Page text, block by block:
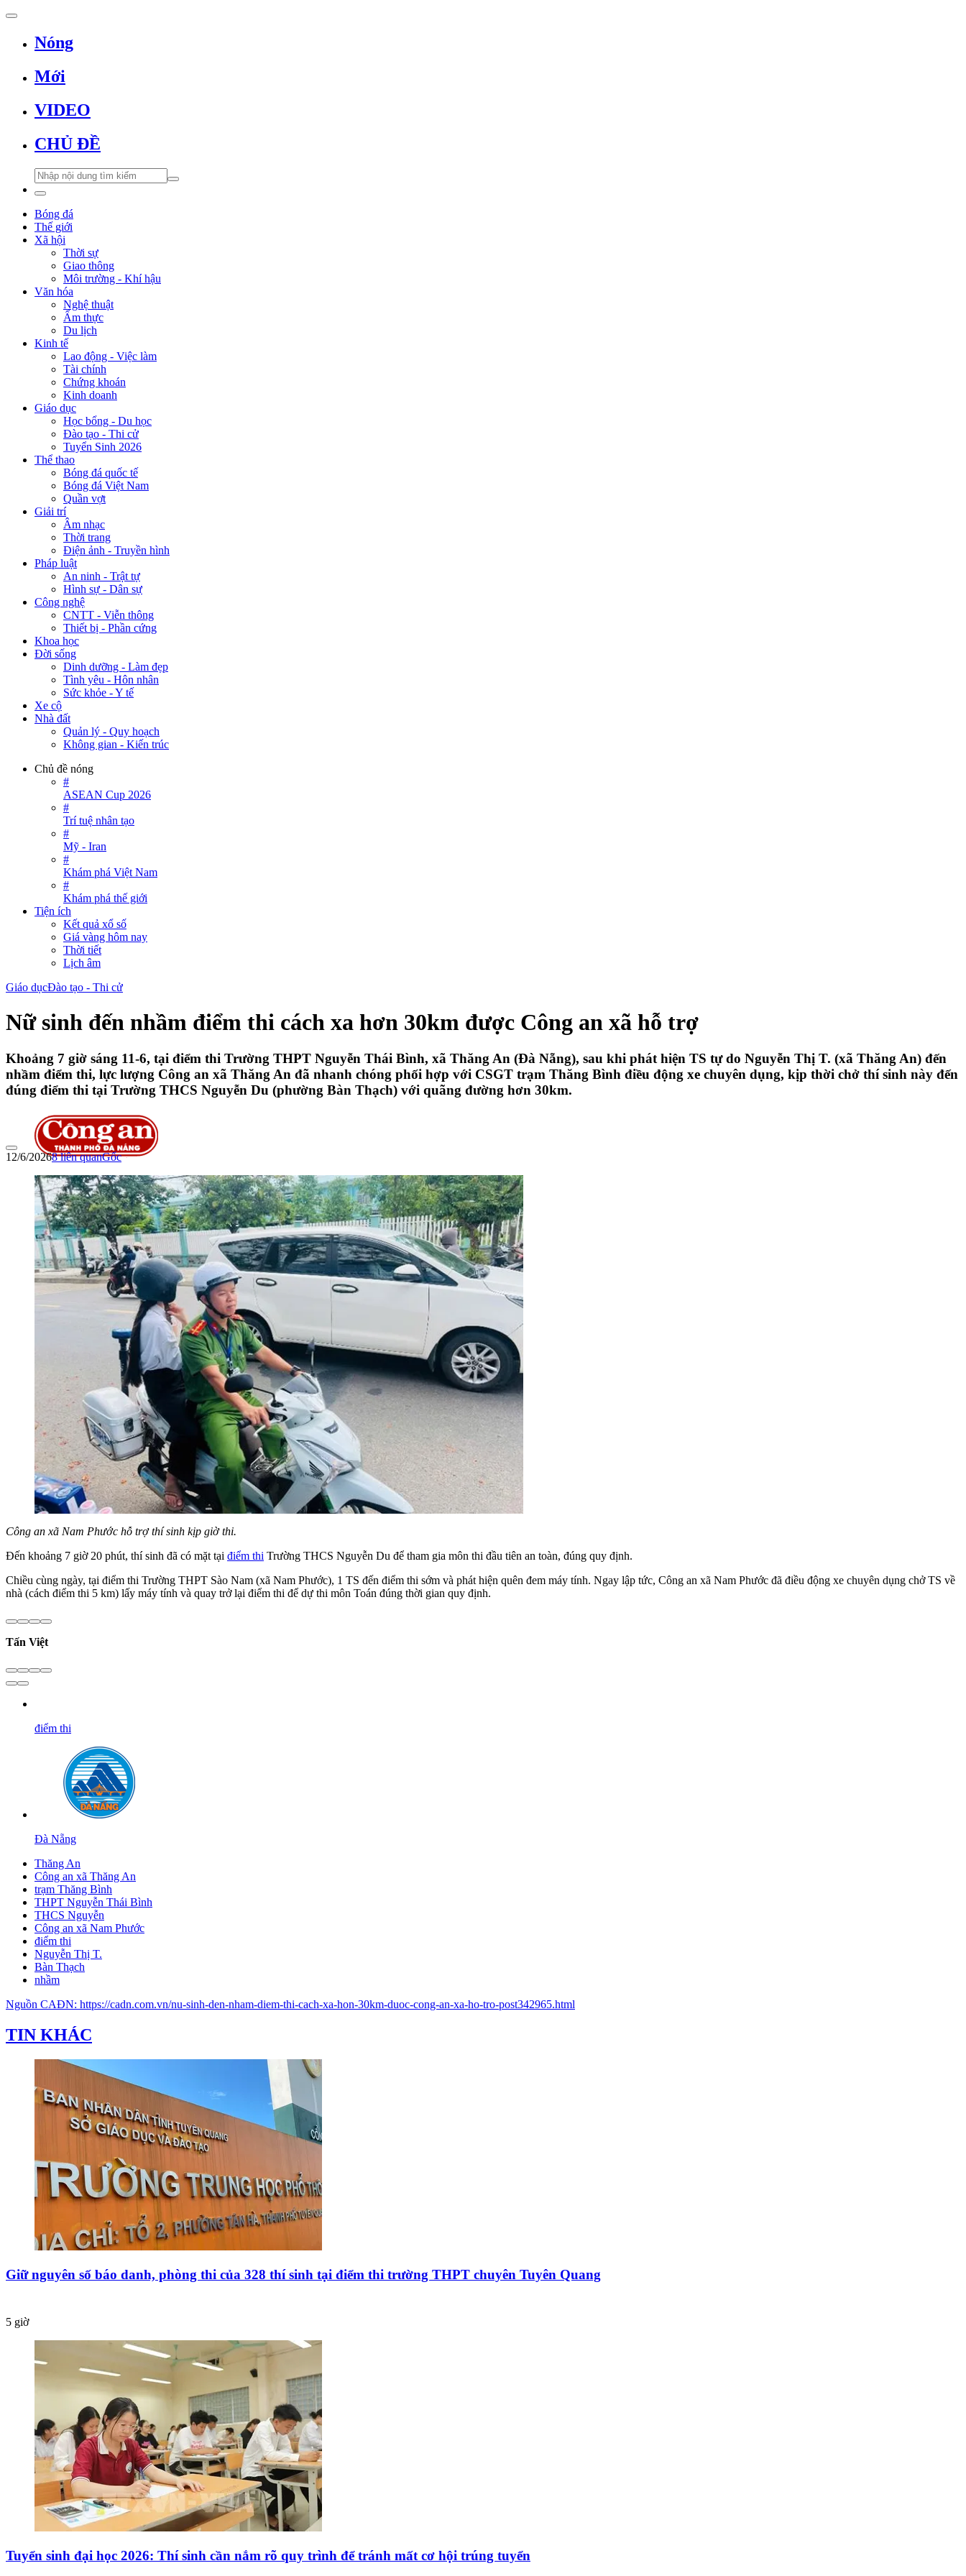
Nóng
Mới
VIDEO
CHỦ ĐỀ
Bóng đá
Thế giới
Xã hội
Thời sự
Giao thông
Môi trường - Khí hậu
Văn hóa
Nghệ thuật
Ẩm thực
Du lịch
Kinh tế
Lao động - Việc làm
Tài chính
Chứng khoán
Kinh doanh
Giáo dục
Học bổng - Du học
Đào tạo - Thi cử
Tuyển Sinh 2026
Thể thao
Bóng đá quốc tế
Bóng đá Việt Nam
Quần vợt
Giải trí
Âm nhạc
Thời trang
Điện ảnh - Truyền hình
Pháp luật
An ninh - Trật tự
Hình sự - Dân sự
Công nghệ
CNTT - Viễn thông
Thiết bị - Phần cứng
Khoa học
Đời sống
Dinh dưỡng - Làm đẹp
Tình yêu - Hôn nhân
Sức khỏe - Y tế
Xe cộ
Nhà đất
Quản lý - Quy hoạch
Không gian - Kiến trúc
Chủ đề nóng
#
ASEAN Cup 2026
#
Trí tuệ nhân tạo
#
Mỹ - Iran
#
Khám phá Việt Nam
#
Khám phá thế giới
Tiện ích
Kết quả xổ số
Giá vàng hôm nay
Thời tiết
Lịch âm
Giáo dụcĐào tạo - Thi cử
Nữ sinh đến nhầm điểm thi cách xa hơn 30km được Công an xã hỗ trợ
Khoảng 7 giờ sáng 11-6, tại điểm thi Trường THPT Nguyễn Thái Bình, xã Thăng An (Đà Nẵng), sau khi phát hiện TS tự do Nguyễn Thị T. (xã Thăng An) đến
nhầm điểm thi, lực lượng Công an xã Thăng An đã nhanh chóng phối hợp với CSGT trạm Thăng Bình điều động xe chuyên dụng, kịp thời chở thí sinh này đến
đúng điểm thi tại Trường THCS Nguyễn Du (phường Bàn Thạch) với quãng đường hơn 30km.
12/6/20268liên quanGốc
Công an xã Nam Phước hỗ trợ thí sinh kịp giờ thi.
Đến khoảng 7 giờ 20 phút, thí sinh đã có mặt tại điểm thi Trường THCS Nguyễn Du để tham gia môn thi đầu tiên an toàn, đúng quy định.
Chiều cùng ngày, tại điểm thi Trường THPT Sào Nam (xã Nam Phước), 1 TS đến điểm thi sớm và phát hiện quên đem máy tính. Ngay lập tức, Công an xã Nam Phước đã điều động xe chuyên dụng chở TS về
nhà (cách điểm thi 5 km) lấy máy tính và quay trở lại điểm thi để dự thi môn Toán đúng thời gian quy định.
Tấn Việt
điểm thi
Đà Nẵng
Thăng An
Công an xã Thăng An
trạm Thăng Bình
THPT Nguyễn Thái Bình
THCS Nguyễn
Công an xã Nam Phước
điểm thi
Nguyễn Thị T.
Bàn Thạch
nhầm
Nguồn CAĐN: https://cadn.com.vn/nu-sinh-den-nham-diem-thi-cach-xa-hon-30km-duoc-cong-an-xa-ho-tro-post342965.html
TIN KHÁC
Giữ nguyên số báo danh, phòng thi của 328 thí sinh tại điểm thi trường THPT chuyên Tuyên Quang
5 giờ
Tuyển sinh đại học 2026: Thí sinh cần nắm rõ quy trình để tránh mất cơ hội trúng tuyển